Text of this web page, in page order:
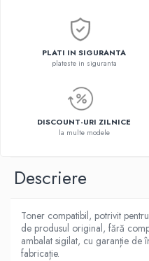
PLATI IN SIGURANTA
plateste in siguranta
DISCOUNT-URI ZILNICE
la multe modele
Descriere
Toner compatibil, potrivit
de produsul original, fără
ambalat sigilat, cu garanție
fabricație.